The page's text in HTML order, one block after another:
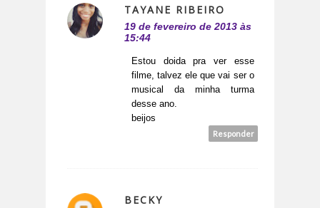
TAYANE RIBEIRO
19 de fevereiro de 2013 às
15:44
Estou doida pra ver esse
filme, talvez ele que vai ser o
musical da minha turma
desse ano.
beijos
Responder
BECKY